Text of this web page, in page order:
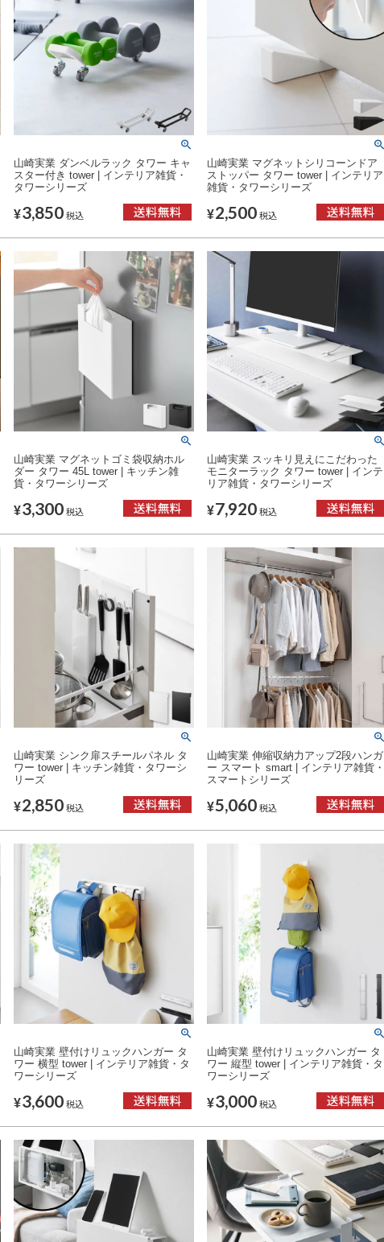
山崎実業 ダンベルラック タワー キャ
スター付き tower | インテリア雑貨・
タワーシリーズ
¥3,850税込
山崎実業 マグネットシリコーンドア
ストッパー タワー tower | インテリア
雑貨・タワーシリーズ
¥2,500税込
山崎実業 マグネットゴミ袋収納ホル
ダー タワー 45L tower | キッチン雑
貨・タワーシリーズ
¥3,300税込
山崎実業 スッキリ見えにこだわった
モニターラック タワー tower | インテ
リア雑貨・タワーシリーズ
¥7,920税込
山崎実業 シンク扉スチールパネル タ
ワー tower | キッチン雑貨・タワーシ
リーズ
¥2,850税込
山崎実業 伸縮収納力アップ2段ハンガ
ー スマート smart | インテリア雑貨・
スマートシリーズ
¥5,060税込
山崎実業 壁付けリュックハンガー タ
ワー 横型 tower | インテリア雑貨・タ
ワーシリーズ
¥3,600税込
山崎実業 壁付けリュックハンガー タ
ワー 縦型 tower | インテリア雑貨・タ
ワーシリーズ
¥3,000税込